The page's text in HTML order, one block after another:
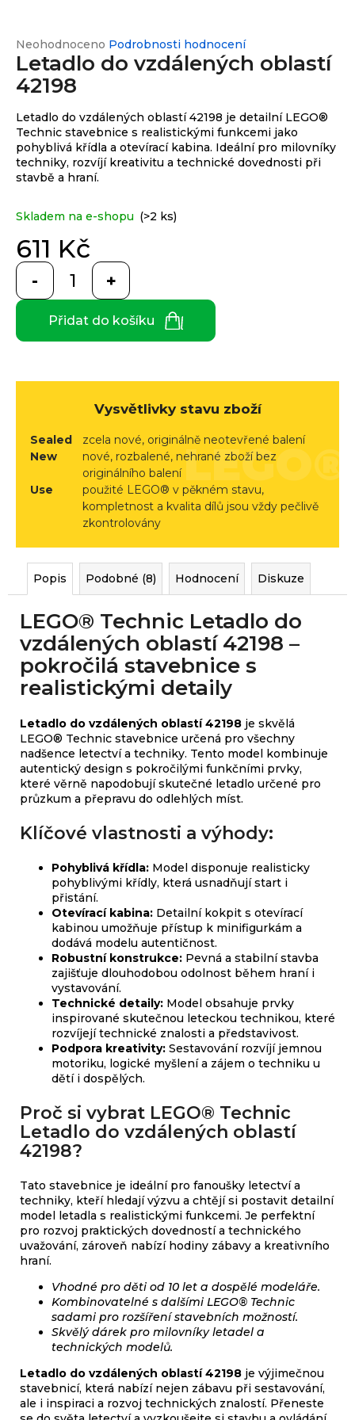
Custom
print
Měna
(CZK)
CZK
Přihlášení
Průměrné
hodnocení
produktu
je
z
5
hvězdiček.
Neohodnoceno Podrobnosti hodnocení
Letadlo do vzdálených oblastí
42198
Letadlo do vzdálených oblastí 42198 je detailní LEGO®
Technic stavebnice s realistickými funkcemi jako
pohyblivá křídla a otevírací kabina. Ideální pro milovníky
techniky, rozvíjí kreativitu a technické dovednosti při
stavbě a hraní.
Skladem na e-shopu (>2 ks)
611 Kč
Měrná
cena:
Přidat do košíku
Vysvětlivky stavu zboží
Sealed
zcela nové, originálně neotevřené balení
New
nové, rozbalené, nehrané zboží bez
originálního balení
Use
použité LEGO® v pěkném stavu,
kompletnost a kvalita dílů jsou vždy pečlivě
zkontrolovány
Popis Podobné (8) Hodnocení Diskuze
LEGO® Technic Letadlo do
vzdálených oblastí 42198 –
pokročilá stavebnice s
realistickými detaily
Letadlo do vzdálených oblastí 42198 je skvělá
LEGO® Technic stavebnice určená pro všechny
nadšence letectví a techniky. Tento model kombinuje
autentický design s pokročilými funkčními prvky,
které věrně napodobují skutečné letadlo určené pro
průzkum a přepravu do odlehlých míst.
Klíčové vlastnosti a výhody:
Pohyblivá křídla: Model disponuje realisticky
pohyblivými křídly, která usnadňují start i
přistání.
Otevírací kabina: Detailní kokpit s otevírací
kabinou umožňuje přístup k minifigurkám a
dodává modelu autentičnost.
Robustní konstrukce: Pevná a stabilní stavba
zajišťuje dlouhodobou odolnost během hraní i
vystavování.
Technické detaily: Model obsahuje prvky
inspirované skutečnou leteckou technikou, které
rozvíjejí technické znalosti a představivost.
Podpora kreativity: Sestavování rozvíjí jemnou
motoriku, logické myšlení a zájem o techniku u
dětí i dospělých.
Proč si vybrat LEGO® Technic
Letadlo do vzdálených oblastí
42198?
Tato stavebnice je ideální pro fanoušky letectví a
techniky, kteří hledají výzvu a chtějí si postavit detailní
model letadla s realistickými funkcemi. Je perfektní
pro rozvoj praktických dovedností a technického
uvažování, zároveň nabízí hodiny zábavy a kreativního
hraní.
Vhodné pro děti od 10 let a dospělé modeláře.
Kombinovatelné s dalšími LEGO® Technic
sadami pro rozšíření stavebních možností.
Skvělý dárek pro milovníky letadel a
technických modelů.
Letadlo do vzdálených oblastí 42198 je výjimečnou
stavebnicí, která nabízí nejen zábavu při sestavování,
ale i inspiraci a rozvoj technických znalostí. Přeneste
a
j
í
t
?
HLEDAT
D
o
o
u